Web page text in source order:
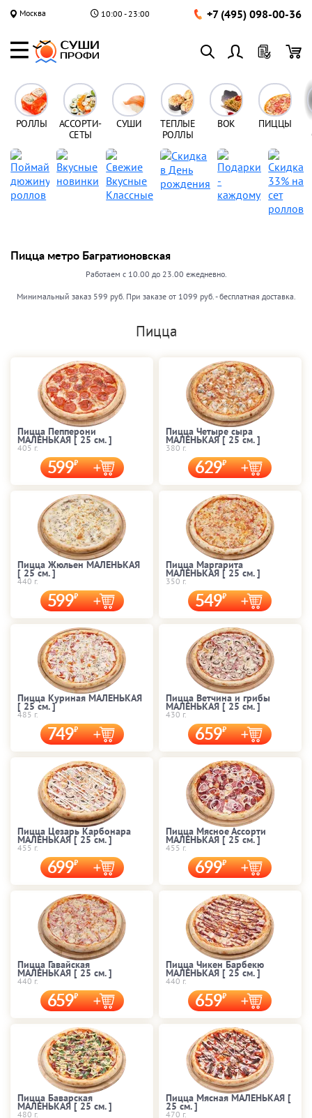
Москва 10:00 - 23:00 +7 (495) 098-00-36
РОЛЛЫ
АССОРТИ-
СЕТЫ
СУШИ
ТЕПЛЫЕ
РОЛЛЫ
ВОК ПИЦЦЫ
Пицца метро Багратионовская
Работаем с 10.00 до 23.00 ежедневно.
Минимальный заказ 599 руб. При заказе от 1099 руб. - бесплатная доставка.
Пицца
Пицца Пепперони
МАЛЕНЬКАЯ [ 25 cм. ]
405 г.
599
Пицца Четыре сыра
МАЛЕНЬКАЯ [ 25 cм. ]
380 г.
629
Пицца Жюльен МАЛЕНЬКАЯ
[ 25 cм. ]
440 г.
599
Пицца Маргарита
МАЛЕНЬКАЯ [ 25 cм. ]
350 г.
549
Пицца Куриная МАЛЕНЬКАЯ
[ 25 cм. ]
485 г.
749
Пицца Ветчина и грибы
МАЛЕНЬКАЯ [ 25 cм. ]
430 г.
659
Пицца Цезарь Карбонара
МАЛЕНЬКАЯ [ 25 cм. ]
455 г.
699
Пицца Мясное Ассорти
МАЛЕНЬКАЯ [ 25 cм. ]
455 г.
699
Пицца Гавайская
МАЛЕНЬКАЯ [ 25 cм. ]
440 г.
659
Пицца Чикен Барбекю
МАЛЕНЬКАЯ [ 25 cм. ]
440 г.
659
Пицца Баварская
МАЛЕНЬКАЯ [ 25 cм. ]
480 г.
Пицца Мясная МАЛЕНЬКАЯ [
25 cм. ]
470 г.